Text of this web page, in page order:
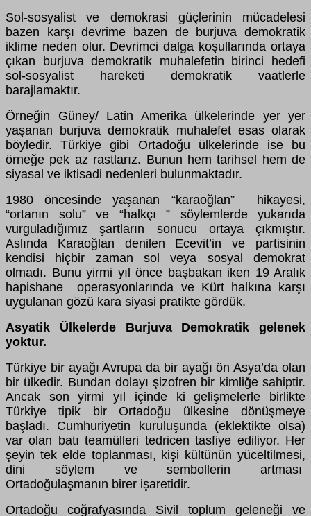
Sol-sosyalist ve demokrasi güçlerinin mücadelesi
bazen karşı devrime bazen de burjuva demokratik
iklime neden olur. Devrimci dalga koşullarında ortaya
çıkan burjuva demokratik muhalefetin birinci hedefi
sol-sosyalist hareketi demokratik vaatlerle
barajlamaktır.
Örneğin Güney/ Latin Amerika ülkelerinde yer yer
yaşanan burjuva demokratik muhalefet esas olarak
böyledir. Türkiye gibi Ortadoğu ülkelerinde ise bu
örneğe pek az rastlarız. Bunun hem tarihsel hem de
siyasal ve iktisadi nedenleri bulunmaktadır.
1980 öncesinde yaşanan “karaoğlan” hikayesi,
“ortanın solu” ve “halkçı ” söylemlerde yukarıda
vurguladığımız şartların sonucu ortaya çıkmıştır.
Aslında Karaoğlan denilen Ecevit’in ve partisinin
kendisi hiçbir zaman sol veya sosyal demokrat
olmadı. Bunu yirmi yıl önce başbakan iken 19 Aralık
hapishane operasyonlarında ve Kürt halkına karşı
uygulanan gözü kara siyasi pratikte gördük.
Asyatik Ülkelerde Burjuva Demokratik gelenek
yoktur.
Türkiye bir ayağı Avrupa da bir ayağı ön Asya’da olan
bir ülkedir. Bundan dolayı şizofren bir kimliğe sahiptir.
Ancak son yirmi yıl içinde ki gelişmelerle birlikte
Türkiye tipik bir Ortadoğu ülkesine dönüşmeye
başladı. Cumhuriyetin kuruluşunda (eklektikte olsa)
var olan batı teamülleri tedricen tasfiye ediliyor. Her
şeyin tek elde toplanması, kişi kültünün yüceltilmesi,
dini söylem ve sembollerin artması
Ortadoğulaşmanın birer işaretidir.
Ortadoğu coğrafyasında Sivil toplum geleneği ve